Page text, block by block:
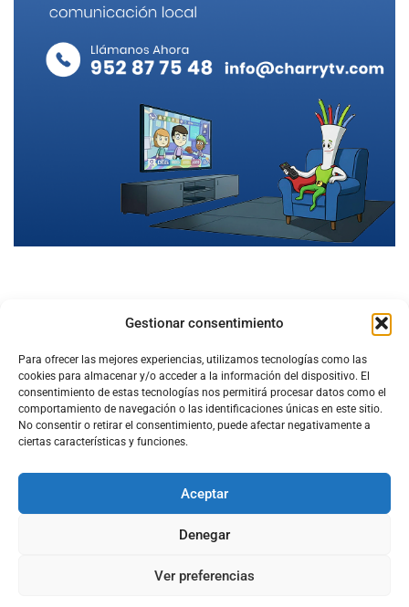
Gestionar consentimiento
Para ofrecer las mejores experiencias, utilizamos tecnologías como las
cookies para almacenar y/o acceder a la información del dispositivo. El
consentimiento de estas tecnologías nos permitirá procesar datos como el
comportamiento de navegación o las identificaciones únicas en este sitio.
No consentir o retirar el consentimiento, puede afectar negativamente a
ciertas características y funciones.
Aceptar
Denegar
Ver preferencias